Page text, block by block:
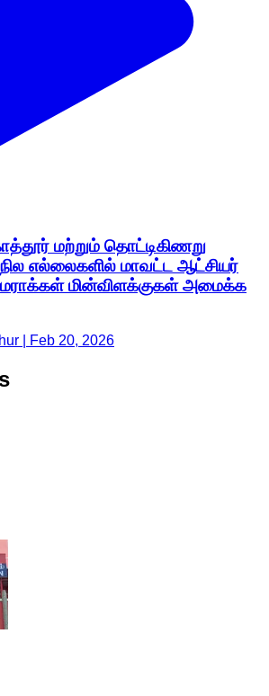
மற்றும் தொட்டிகிணறு
எல்லைகளில் மாவட்ட ஆட்சியர்
மின்விளக்குகள் அமைக்க
| Feb 20, 2026